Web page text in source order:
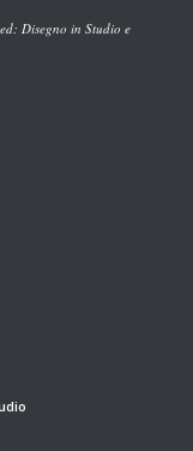
Disegno in Studio e